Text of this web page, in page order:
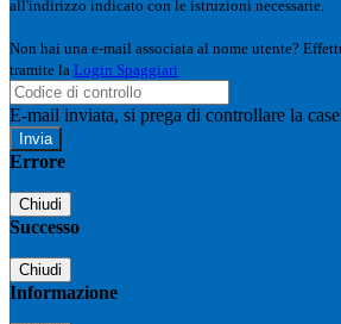
all'indirizzo indicato con le istruzioni necessarie.
Non hai una e-mail associata al nome utente?
tramite la Login Spaggiari
E-mail inviata, si prega di controllare la
Errore
Chiudi
Successo
Chiudi
Informazione